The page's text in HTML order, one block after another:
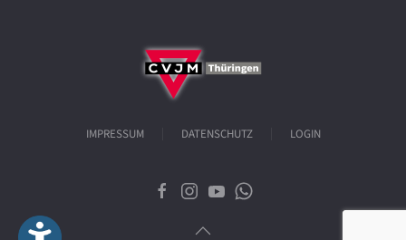
IMPRESSUM DATENSCHUTZ LOGIN